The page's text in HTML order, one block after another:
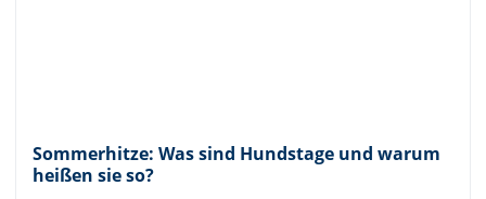
Sommerhitze: Was sind Hundstage und warum
heißen sie so?